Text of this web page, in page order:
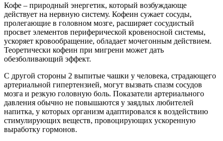
Кофе – природный энергетик, который возбуждающе
действует на нервную систему. Кофеин сужает сосуды,
пролегающие в головном мозге, расширяет сосудистый
просвет элементов периферической кровеносной системы,
ускоряет кровообращение, обладает мочегонным действием.
Теоретически кофеин при мигрени может дать
обезболивающий эффект.
С другой стороны 2 выпитые чашки у человека, страдающего
артериальной гипертензией, могут вызвать спазм сосудов
мозга и резкую головную боль. Показатели артериального
давления обычно не повышаются у заядлых любителей
напитка, у которых организм адаптировался к воздействию
стимулирующих веществ, провоцирующих ускоренную
выработку гормонов.